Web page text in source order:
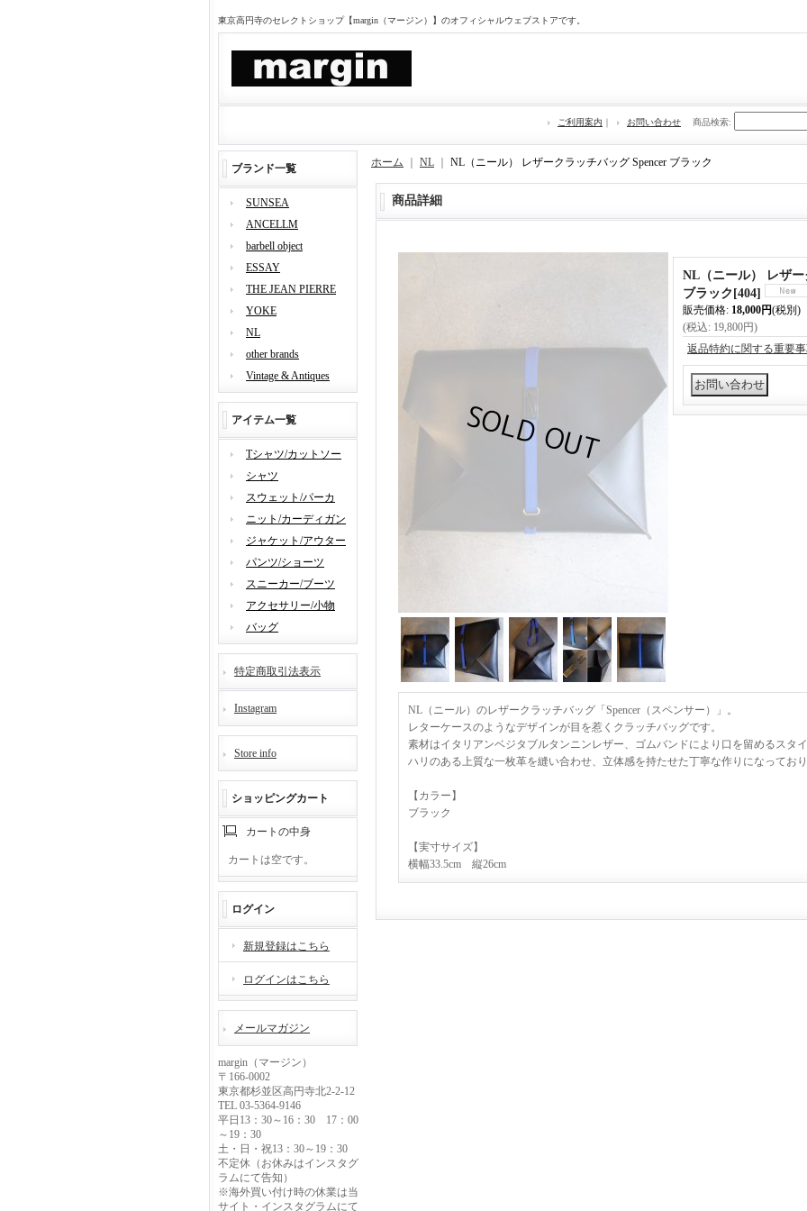
東京高円寺のセレクトショップ【margin（マージン）】のオフィシャルウェブストアです。
ご利用案内 ｜ お問い合わせ 商品検索:
ブランド一覧
SUNSEA
ANCELLM
barbell object
ESSAY
THE JEAN PIERRE
YOKE
NL
other brands
Vintage & Antiques
アイテム一覧
Tシャツ/カットソー
シャツ
スウェット/パーカ
ニット/カーディガン
ジャケット/アウター
パンツ/ショーツ
スニーカー/ブーツ
アクセサリー/小物
バッグ
特定商取引法表示
Instagram
Store info
ショッピングカート
カートの中身
カートは空です。
ログイン
新規登録はこちら
ログインはこちら
メールマガジン
margin（マージン）
〒166-0002
東京都杉並区高円寺北2-2-12
TEL 03-5364-9146
平日13：30～16：30 17：00
～19：30
土・日・祝13：30～19：30
不定休（お休みはインスタグ
ラムにて告知）
※海外買い付け時の休業は当
サイト・インスタグラムにて
ホーム NL NL（ニール） レザークラッチバッグ Spencer ブラック
商品詳細
NL（ニール） レザー
ブラック [404]
販売価格: 18,000円(税別)
(税込: 19,800円)
返品特約に関する重要
NL（ニール）のレザークラッチバッグ「Spencer（スペンサー）」。
レターケースのようなデザインが目を惹くクラッチバッグです。
素材はイタリアンベジタブルタンニンレザー、ゴムバンドにより口を留めるスタイ
ハリのある上質な一枚革を縫い合わせ、立体感を持たせた丁寧な作りになっており
【カラー】
ブラック
【実寸サイズ】
横幅33.5cm 縦26cm